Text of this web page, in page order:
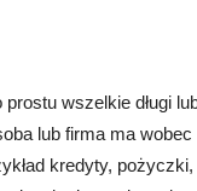
wszelkie długi
lub firma ma
kredyty,